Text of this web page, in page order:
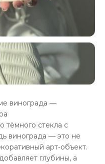
винограда —
тёмного стекла с
винограда — это не
арт-объект.
глубины, а